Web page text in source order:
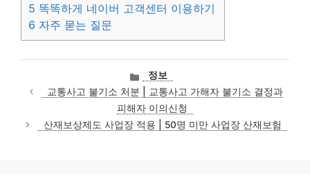
5 똑똑하게 네이버 고객센터 이용하기
6 자주 묻는 질문
카
테
고
리
정보
교통사고 불기소 처분 | 교통사고 가해자 불기소 결정과
피해자 이의신청
산재보상제도 사업장 적용 | 50명 미만 사업장 산재보험